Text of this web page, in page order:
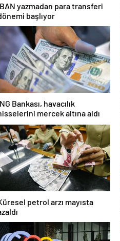
yazmadan para transferi
başlıyor
Bankası, havacılık
mercek altına aldı
petrol arzı mayısta